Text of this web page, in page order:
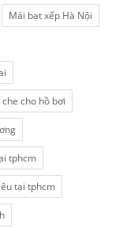
Mái bạt xếp Hà Nội
cho hồ bơi
tphcm
tại tphcm